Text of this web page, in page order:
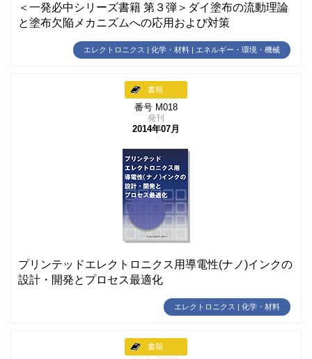
＜一発必中シリーズ書籍 第３弾＞ダイ塗布の流動理論
と塗布欠陥メカニズムへの応用および対策
エレクトロニクス | 化学・材料 | エネルギー・環境・機械
書籍
番号 M018
発刊
2014年07月
プリンテッドエレクトロニクス用導電性(ナノ)インクの
設計・開発とプロセス最適化
エレクトロニクス | 化学・材料
書籍